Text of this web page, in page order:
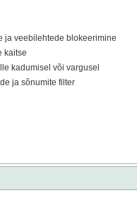
ja veebilehtede blokeerimine
kaitse
kadumisel või vargusel
ja sõnumite filter